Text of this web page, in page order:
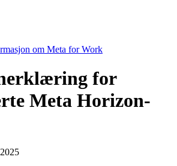
om Meta for Work
for
Meta Horizon-